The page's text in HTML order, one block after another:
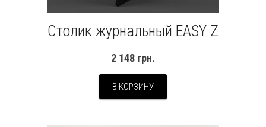
Столик журнальный EASY Z
2 148 грн.
В КОРЗИНУ